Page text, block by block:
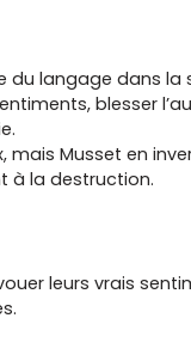
du langage dans
blesser
Musset en
à la destruction.
leurs vrais